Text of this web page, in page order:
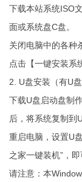
下载本站系统ISO
面或系统盘C盘。
关闭电脑中的各种
点击【一键安装系
2. U盘安装（有U盘
下载U盘启动盘制
后，将系统复制到U
重启电脑，设置U
之家一键装机”，
请注意：本